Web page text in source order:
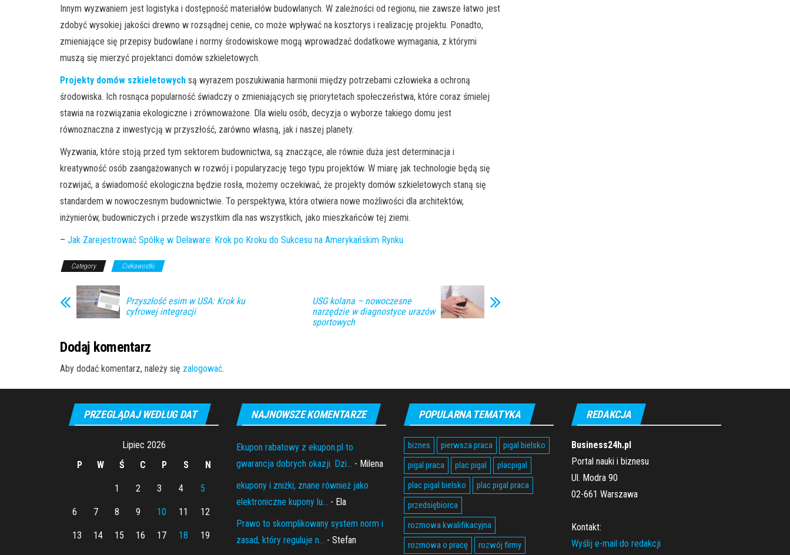
Innym wyzwaniem jest logistyka i dostępność materiałów budowlanych. W zależności od regionu, nie zawsze łatwo jest
zdobyć wysokiej jakości drewno w rozsądnej cenie, co może wpływać na kosztorys i realizację projektu. Ponadto,
zmieniające się przepisy budowlane i normy środowiskowe mogą wprowadzać dodatkowe wymagania, z którymi
muszą się mierzyć projektanci domów szkieletowych.
Projekty domów szkieletowych są wyrazem poszukiwania harmonii między potrzebami człowieka a ochroną
środowiska. Ich rosnąca popularność świadczy o zmieniających się priorytetach społeczeństwa, które coraz śmielej
stawia na rozwiązania ekologiczne i zrównoważone. Dla wielu osób, decyzja o wyborze takiego domu jest
równoznaczna z inwestycją w przyszłość, zarówno własną, jak i naszej planety.
Wyzwania, które stoją przed tym sektorem budownictwa, są znaczące, ale równie duża jest determinacja i
kreatywność osób zaangażowanych w rozwój i popularyzację tego typu projektów. W miarę jak technologie będą się
rozwijać, a świadomość ekologiczna będzie rosła, możemy oczekiwać, że projekty domów szkieletowych staną się
standardem w nowoczesnym budownictwie. To perspektywa, która otwiera nowe możliwości dla architektów,
inżynierów, budowniczych i przede wszystkim dla nas wszystkich, jako mieszkańców tej ziemi.
– Jak Zarejestrować Spółkę w Delaware: Krok po Kroku do Sukcesu na Amerykańskim Rynku
Category Ciekawostki
Przyszłość esim w USA: Krok ku
cyfrowej integracji
USG kolana – nowoczesne
narzędzie w diagnostyce urazów
sportowych
Dodaj komentarz
Aby dodać komentarz, należy się zalogować.
PRZEGLĄDAJ WEDŁUG DAT
Lipiec 2026
P
W Ś C P S N
1 2 3 4 5
6 7 8 9 10 11 12
13 14 15 16 17 18 19
NAJNOWSZE KOMENTARZE
Ekupon rabatowy z ekupon.pl to
gwarancja dobrych okazji. Dzi... - Milena
ekupony i zniżki, znane również jako
elektroniczne kupony lu... - Ela
Prawo to skomplikowany system norm i
zasad, który reguluje n... - Stefan
POPULARNA TEMATYKA
biznes pierwsza praca
pigal bielsko
pigal praca
plac pigal
placpigal
plac pigal bielsko
plac pigal praca
przedsiębiorca
rozmowa kwalifikacyjna
rozmowa o pracę
rozwój firmy
REDAKCJA
Business24h.pl
Portal nauki i biznesu
Ul. Modra 90
02-661 Warszawa
Kontakt:
Wyślij e-mail do redakcji